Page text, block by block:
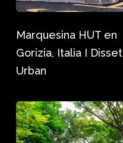
Marquesina HUT en
Gorizia, Italia I Disset
Urban
Bancos
Riva